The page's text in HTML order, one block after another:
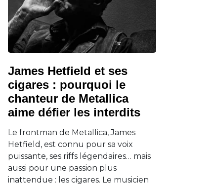
James Hetfield et ses
cigares : pourquoi le
chanteur de Metallica
aime défier les interdits
Le frontman de Metallica, James
Hetfield, est connu pour sa voix
puissante, ses riffs légendaires… mais
aussi pour une passion plus
inattendue : les cigares. Le musicien